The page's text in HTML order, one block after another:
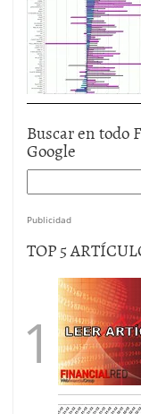
Buscar en todo
Google
Publicidad
TOP 5